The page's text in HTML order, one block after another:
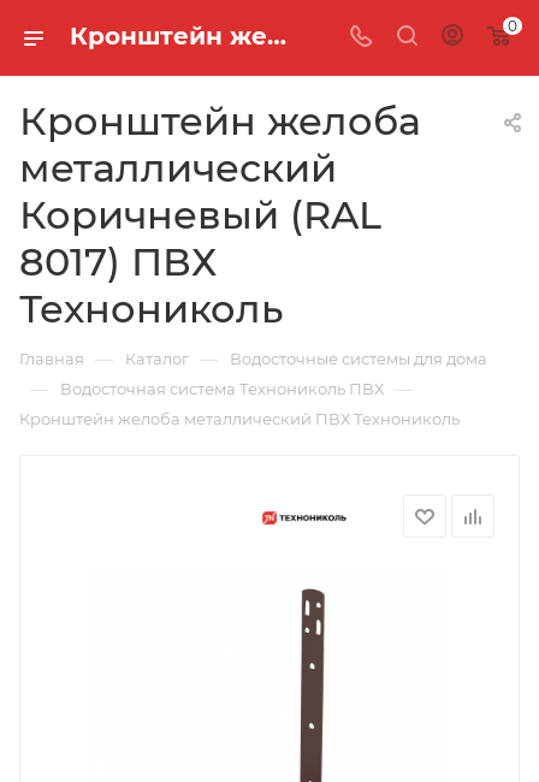
Кронштейн желоба металлический Коричневый (RAL 8017) ПВХ Технониколь 0
Кронштейн желоба
металлический
Коричневый (RAL
8017) ПВХ
Технониколь
Главная — Каталог — Водосточные системы для дома
— Водосточная система Технониколь ПВХ —
Кронштейн желоба металлический ПВХ Технониколь